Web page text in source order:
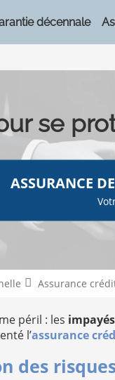
décennale
se
ASSURANCE
Assurance
péril : les impayés
l’assurance
des